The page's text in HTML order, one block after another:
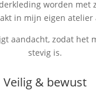
worden met
in mijn eigen atelier
aandacht, zodat het
stevig is.
Veilig & bewust